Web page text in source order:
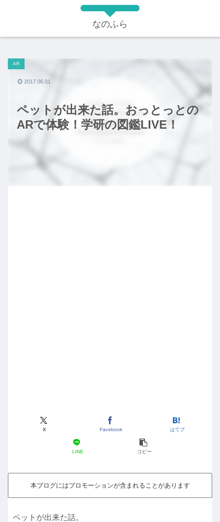
なのふら
ペットが出来た話。おっとっとの
ARで体験！学研の図鑑LIVE！
AR
X Facebook はてブ
LINE コピー
2017.06.01
本ブログにはプロモーションが含まれることがあります
ペットが出来た話。